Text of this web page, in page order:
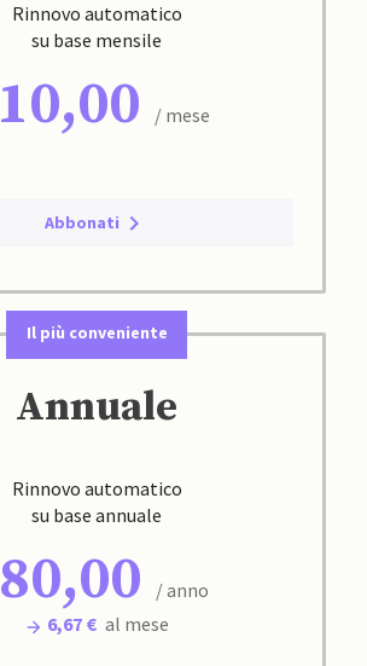
Rinnovo automatico
su base mensile
10,00 / mese
Abbonati
Il più conveniente
Annuale
Rinnovo automatico
su base annuale
80,00
/ anno
6,67 € al mese